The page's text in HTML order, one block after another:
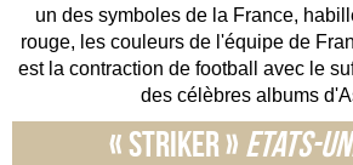
un des symboles de la France,
rouge, les couleurs de l'équipe de
est la contraction de football avec le
des célèbres albums
« Striker » Etats-